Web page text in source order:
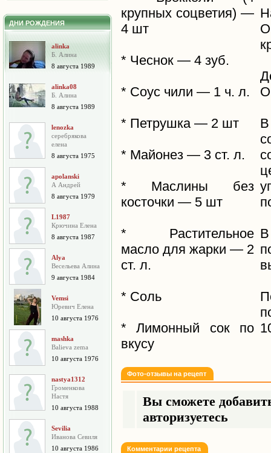
ДНИ РОЖДЕНИЯ
alinka
Б. Алина
8 августа 1989
alinka08
Б. Алина
8 августа 1989
lenozka
серебрякова
елена
8 августа 1975
apolanski
А Андрей
8 августа 1979
L1987
Крючина Елена
8 августа 1987
Alya
Весельева Алина
9 августа 1984
Vemsi
Юревич Елена
10 августа 1976
mashka
Balieva zema
10 августа 1976
nastya1312
Громенкова
Настя
10 августа 1988
Sevilia
Иванова Севиля
10 августа 1986
крупных соцветия) —
4 шт
* Чеснок — 4 зуб.
* Соус чили — 1 ч. л.
* Петрушка — 2 шт
* Майонез — 3 ст. л.
* Маслины без
косточки — 5 шт
* Растительное
масло для жарки — 2
ст. л.
* Соль
* Лимонный сок по
вкусу
Фото-отзывы на рецепт
Вы сможете
авторизуетесь
Комментарии рецепта